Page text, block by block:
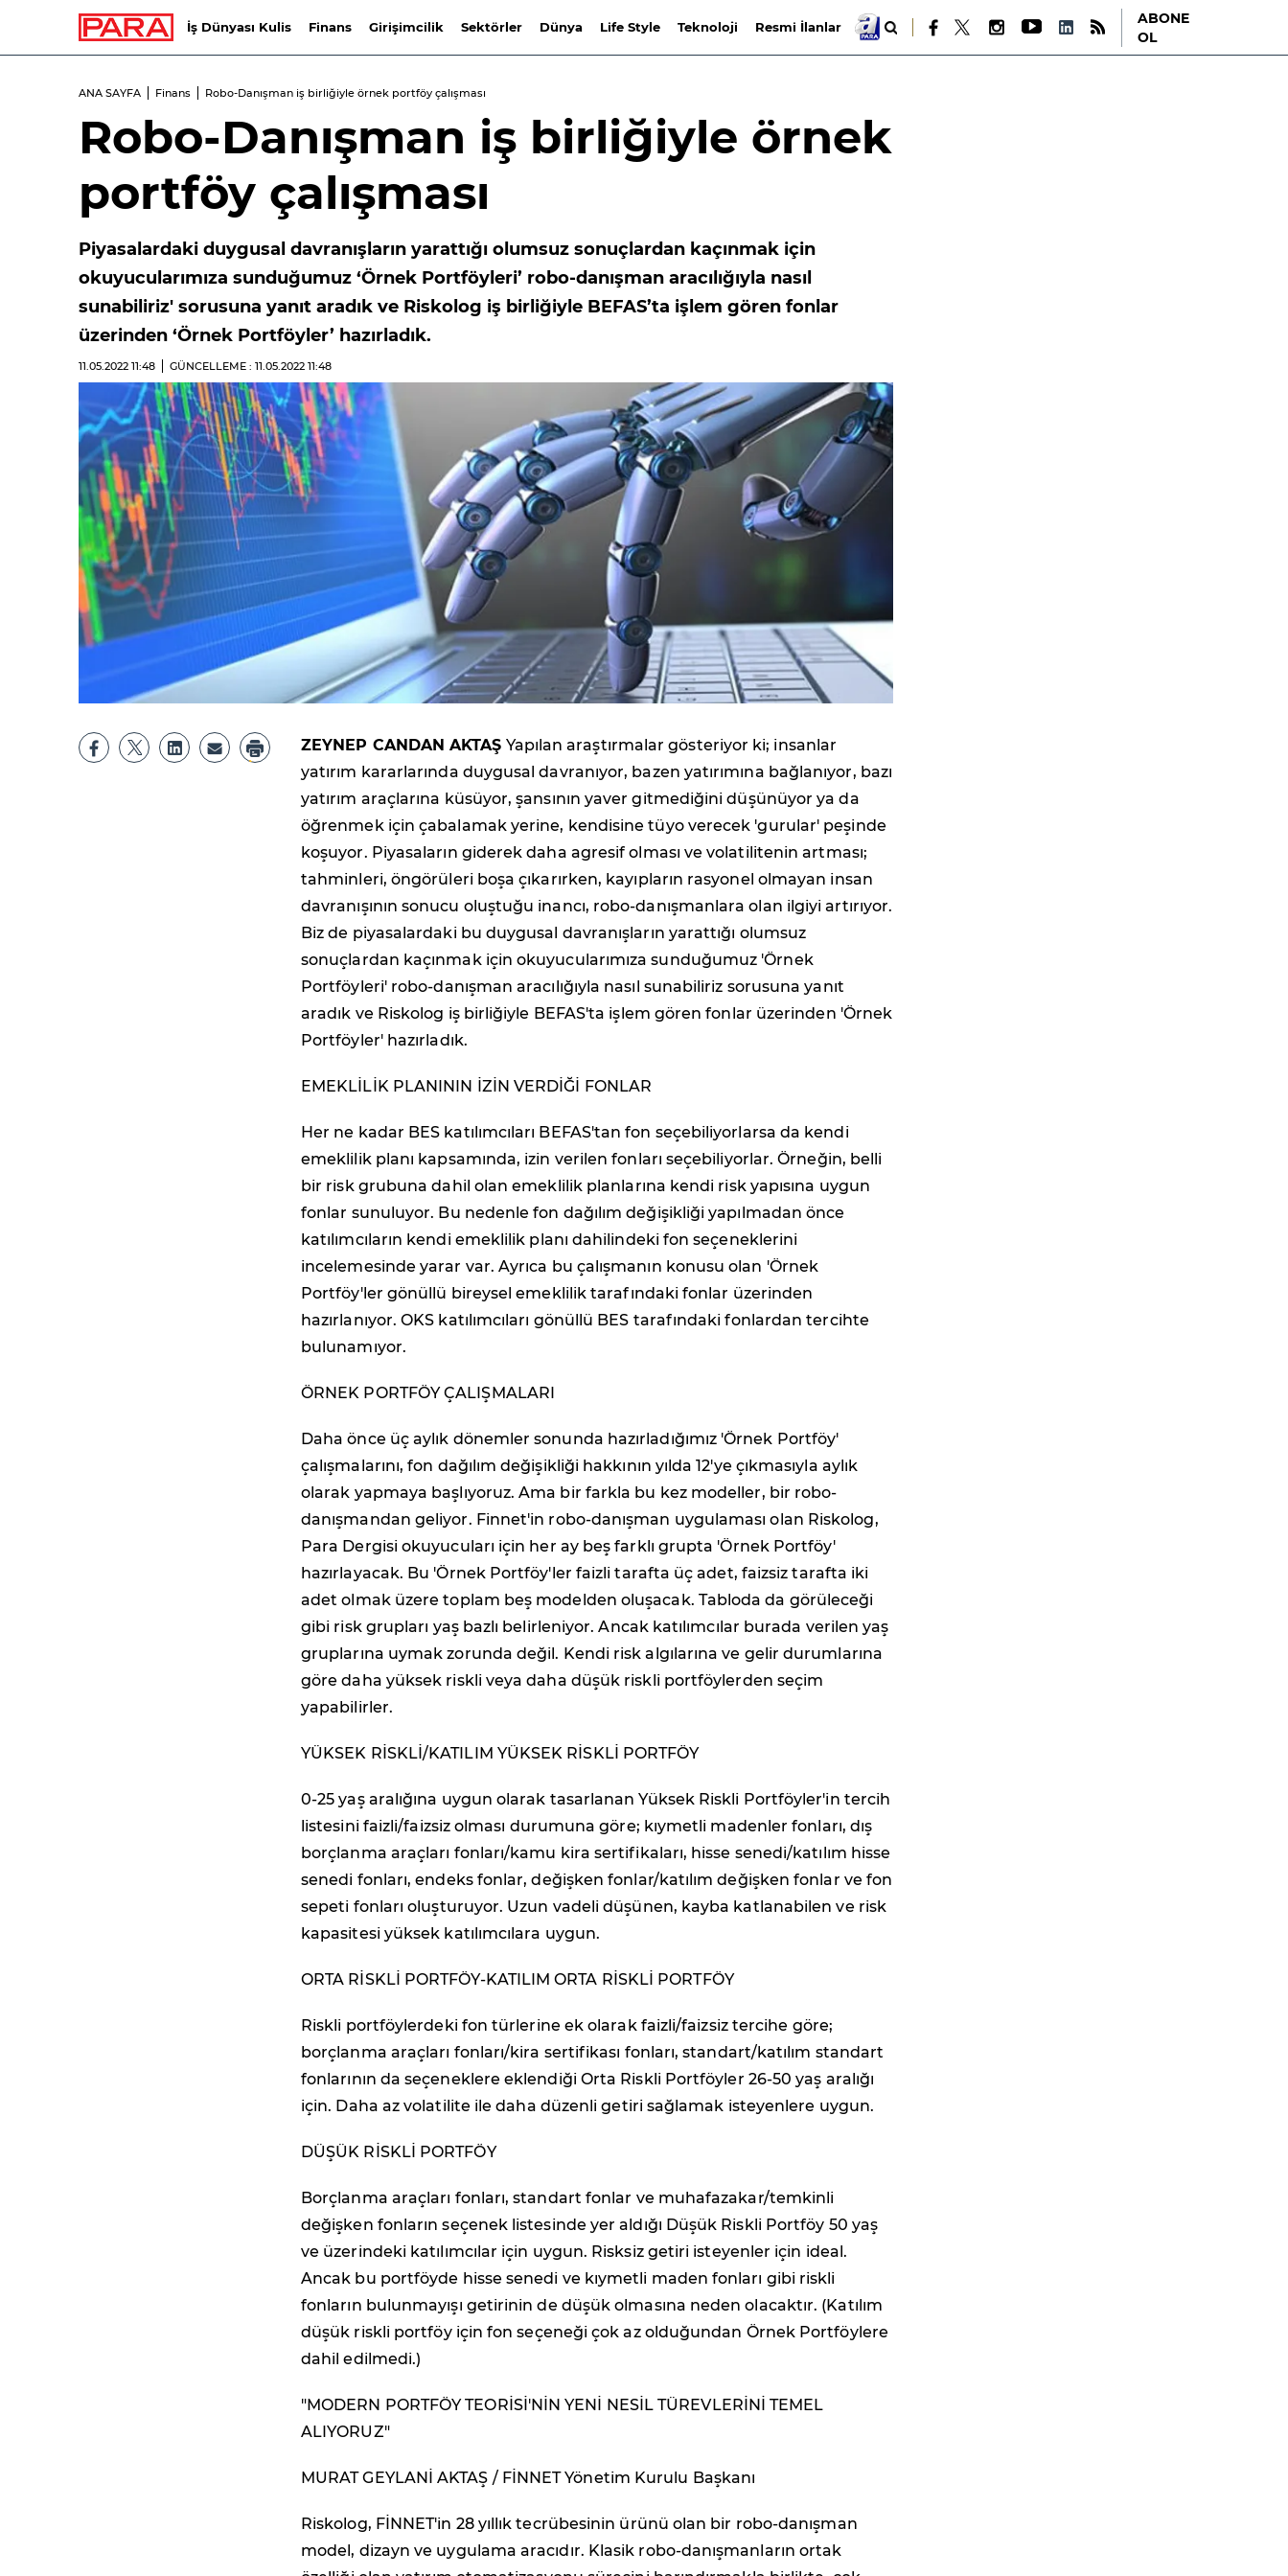
İş Dünyası Kulis Finans Girişimcilik Sektörler Dünya Life Style Teknoloji Resmi İlanlar
ABONE
OL
ANA SAYFA Finans Robo-Danışman iş birliğiyle örnek portföy çalışması
Robo-Danışman iş birliğiyle örnek
portföy çalışması
Piyasalardaki duygusal davranışların yarattığı olumsuz sonuçlardan kaçınmak için
okuyucularımıza sunduğumuz ‘Örnek Portföyleri’ robo-danışman aracılığıyla nasıl
sunabiliriz' sorusuna yanıt aradık ve Riskolog iş birliğiyle BEFAS’ta işlem gören fonlar
üzerinden ‘Örnek Portföyler’ hazırladık.
11.05.2022 11:48 GÜNCELLEME : 11.05.2022 11:48
ZEYNEP CANDAN AKTAŞ Yapılan araştırmalar gösteriyor ki; insanlar
yatırım kararlarında duygusal davranıyor, bazen yatırımına bağlanıyor, bazı
yatırım araçlarına küsüyor, şansının yaver gitmediğini düşünüyor ya da
öğrenmek için çabalamak yerine, kendisine tüyo verecek 'gurular' peşinde
koşuyor. Piyasaların giderek daha agresif olması ve volatilitenin artması;
tahminleri, öngörüleri boşa çıkarırken, kayıpların rasyonel olmayan insan
davranışının sonucu oluştuğu inancı, robo-danışmanlara olan ilgiyi artırıyor.
Biz de piyasalardaki bu duygusal davranışların yarattığı olumsuz
sonuçlardan kaçınmak için okuyucularımıza sunduğumuz 'Örnek
Portföyleri' robo-danışman aracılığıyla nasıl sunabiliriz sorusuna yanıt
aradık ve Riskolog iş birliğiyle BEFAS'ta işlem gören fonlar üzerinden 'Örnek
Portföyler' hazırladık.
EMEKLİLİK PLANININ İZİN VERDİĞİ FONLAR
Her ne kadar BES katılımcıları BEFAS'tan fon seçebiliyorlarsa da kendi
emeklilik planı kapsamında, izin verilen fonları seçebiliyorlar. Örneğin, belli
bir risk grubuna dahil olan emeklilik planlarına kendi risk yapısına uygun
fonlar sunuluyor. Bu nedenle fon dağılım değişikliği yapılmadan önce
katılımcıların kendi emeklilik planı dahilindeki fon seçeneklerini
incelemesinde yarar var. Ayrıca bu çalışmanın konusu olan 'Örnek
Portföy'ler gönüllü bireysel emeklilik tarafındaki fonlar üzerinden
hazırlanıyor. OKS katılımcıları gönüllü BES tarafındaki fonlardan tercihte
bulunamıyor.
ÖRNEK PORTFÖY ÇALIŞMALARI
Daha önce üç aylık dönemler sonunda hazırladığımız 'Örnek Portföy'
çalışmalarını, fon dağılım değişikliği hakkının yılda 12'ye çıkmasıyla aylık
olarak yapmaya başlıyoruz. Ama bir farkla bu kez modeller, bir robo-
danışmandan geliyor. Finnet'in robo-danışman uygulaması olan Riskolog,
Para Dergisi okuyucuları için her ay beş farklı grupta 'Örnek Portföy'
hazırlayacak. Bu 'Örnek Portföy'ler faizli tarafta üç adet, faizsiz tarafta iki
adet olmak üzere toplam beş modelden oluşacak. Tabloda da görüleceği
gibi risk grupları yaş bazlı belirleniyor. Ancak katılımcılar burada verilen yaş
gruplarına uymak zorunda değil. Kendi risk algılarına ve gelir durumlarına
göre daha yüksek riskli veya daha düşük riskli portföylerden seçim
yapabilirler.
YÜKSEK RİSKLİ/KATILIM YÜKSEK RİSKLİ PORTFÖY
0-25 yaş aralığına uygun olarak tasarlanan Yüksek Riskli Portföyler'in tercih
listesini faizli/faizsiz olması durumuna göre; kıymetli madenler fonları, dış
borçlanma araçları fonları/kamu kira sertifikaları, hisse senedi/katılım hisse
senedi fonları, endeks fonlar, değişken fonlar/katılım değişken fonlar ve fon
sepeti fonları oluşturuyor. Uzun vadeli düşünen, kayba katlanabilen ve risk
kapasitesi yüksek katılımcılara uygun.
ORTA RİSKLİ PORTFÖY-KATILIM ORTA RİSKLİ PORTFÖY
Riskli portföylerdeki fon türlerine ek olarak faizli/faizsiz tercihe göre;
borçlanma araçları fonları/kira sertifikası fonları, standart/katılım standart
fonlarının da seçeneklere eklendiği Orta Riskli Portföyler 26-50 yaş aralığı
için. Daha az volatilite ile daha düzenli getiri sağlamak isteyenlere uygun.
DÜŞÜK RİSKLİ PORTFÖY
Borçlanma araçları fonları, standart fonlar ve muhafazakar/temkinli
değişken fonların seçenek listesinde yer aldığı Düşük Riskli Portföy 50 yaş
ve üzerindeki katılımcılar için uygun. Risksiz getiri isteyenler için ideal.
Ancak bu portföyde hisse senedi ve kıymetli maden fonları gibi riskli
fonların bulunmayışı getirinin de düşük olmasına neden olacaktır. (Katılım
düşük riskli portföy için fon seçeneği çok az olduğundan Örnek Portföylere
dahil edilmedi.)
"MODERN PORTFÖY TEORİSİ'NİN YENİ NESİL TÜREVLERİNİ TEMEL
ALIYORUZ"
MURAT GEYLANİ AKTAŞ / FİNNET Yönetim Kurulu Başkanı
Riskolog, FİNNET'in 28 yıllık tecrübesinin ürünü olan bir robo-danışman
model, dizayn ve uygulama aracıdır. Klasik robo-danışmanların ortak